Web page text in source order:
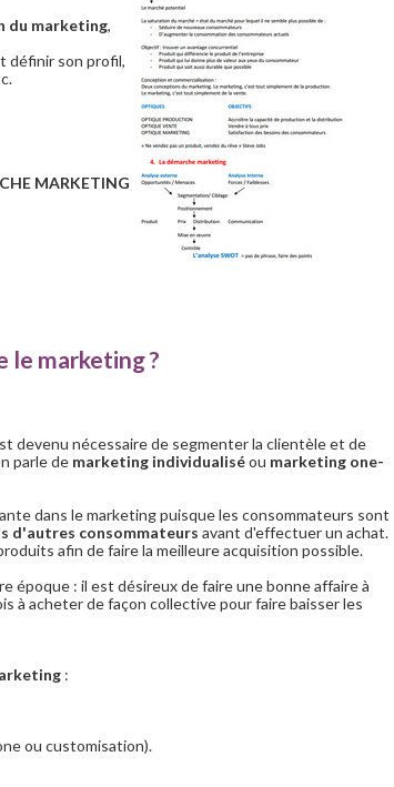
du marketing,
définir son profil,
MARKETING
le marketing ?
devenu nécessaire de segmenter la clientèle et de
parle de marketing individualiséou marketing one-
dans le marketing puisque les consommateurs sont
d'autres consommateurs avant d'effectuer un achat.
afin de faire la meilleure acquisition possible.
époque : il est désireux de faire une bonne affaire à
à acheter de façon collective pour faire baisser les
:
ou customisation).